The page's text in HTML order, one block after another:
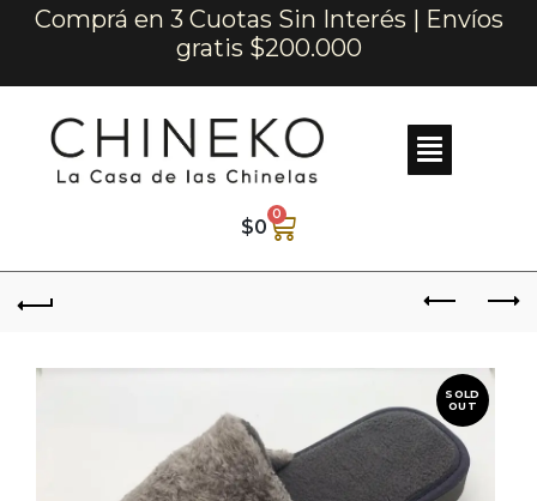
Comprá en 3 Cuotas Sin Interés | Envíos
gratis $200.000
$0
0
SOLD
OUT